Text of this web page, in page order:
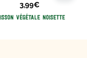
3,99€
Végétale Noisette